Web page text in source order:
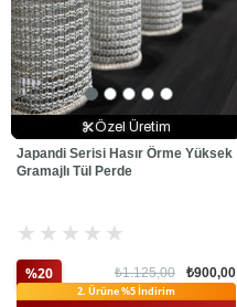
Özel Üretim
Özel Üretim
Özel Üretim
Japandi Serisi Hasır Örme Yüksek
Gramajlı Tül Perde
★ ★ ★ ★ ★
₺900,00
₺1.125,00
%20
Ek %10 İndirim
2. Ürüne %5 İndirim